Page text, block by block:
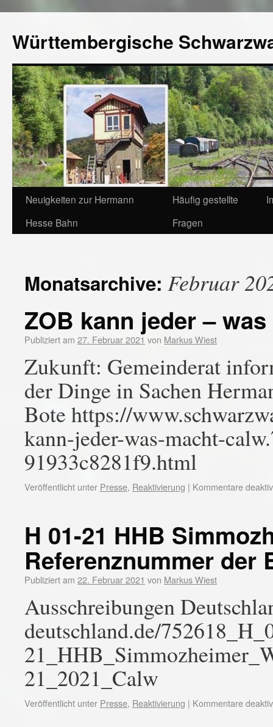
Württembergische
Neuigkeiten zur Hermann
Hesse Bahn
Häufig gestellte
Fragen
Monatsarchive: Februar
ZOB kann jeder –
Publiziert am 27. Februar 2021 von Markus Wiest
Zukunft: Gemeinderat
der Dinge in Sachen
Bote https://
kann-jeder-was-macht-
91933c8281f9.html
Veröffentlicht unter Presse, Reaktivierung | Kommentare
H 01-21 HHB
Referenznummer der
Publiziert am 22. Februar 2021 von Markus Wiest
Ausschreibungen
deutschland.de/
21_2021_Calw
Veröffentlicht unter Presse, Reaktivierung | Kommentare